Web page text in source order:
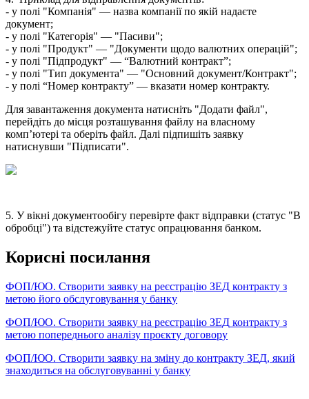
- у полі "Компанія" — назва компанії по якій надаєте
документ;
- у полі "Категорія" — "Пасиви";
- у полі "Продукт" — "Документи щодо валютних операцій";
- у полі "Підпродукт" — “Валютний контракт”;
- у полі "Тип документа" — "Основний документ/Контракт";
- у полі “Номер контракту” — вказати номер контракту.
Для завантаження документа натисніть "Додати файл",
перейдіть до місця розташування файлу на власному
комп’ютері та оберіть файл. Далі підпишіть заявку
натиснувши "Підписати".
5. У вікні документообігу перевірте факт відправки (статус "В
обробці") та відстежуйте статус опрацювання банком.
Корисні посилання
ФОП/ЮО. Створити заявку на реєстрацію ЗЕД контракту з
метою його обслуговування у банку
ФОП/ЮО. Створити заявку на реєстрацію ЗЕД контракту з
метою попереднього аналізу проєкту договору
ФОП/ЮО. Створити заявку на зміну до контракту ЗЕД, який
знаходиться на обслуговуванні у банку